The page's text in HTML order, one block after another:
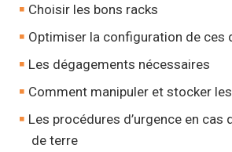
Choisir les bons racks
Optimiser la configuration de ces
Les dégagements nécessaires
Comment manipuler et stocker
Les procédures d’urgence en cas
de terre